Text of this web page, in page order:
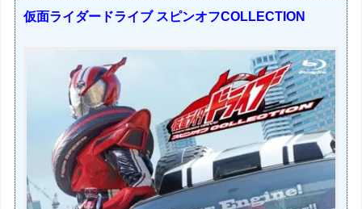
仮面ライダードライブ スピンオフCOLLECTION